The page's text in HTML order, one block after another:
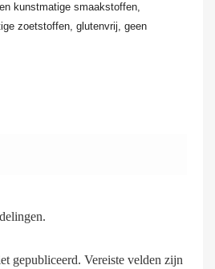
kunstmatige smaakstoffen,
zoetstoffen, glutenvrij, geen
gepubliceerd. Vereiste velden zijn